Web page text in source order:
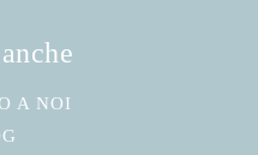
A NOI